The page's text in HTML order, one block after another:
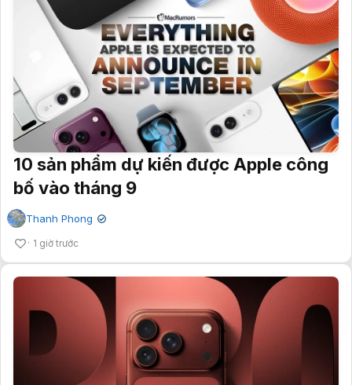
10 sản phẩm dự kiến được Apple công
bố vào tháng 9
Thanh Phong ✔
1 giờ trước